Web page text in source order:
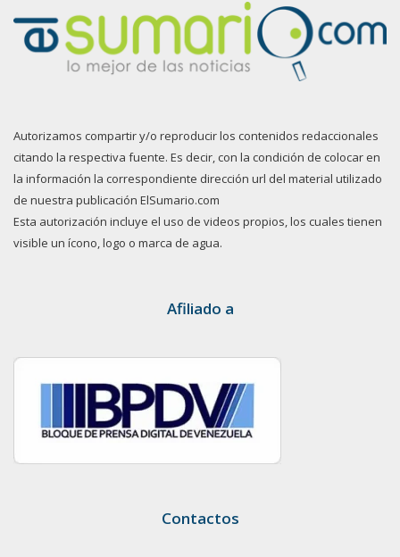
Autorizamos compartir y/o reproducir los contenidos redaccionales
citando la respectiva fuente. Es decir, con la condición de colocar en
la información la correspondiente dirección url del material utilizado
de nuestra publicación ElSumario.com
Esta autorización incluye el uso de videos propios, los cuales tienen
visible un ícono, logo o marca de agua.
Afiliado a
Contactos